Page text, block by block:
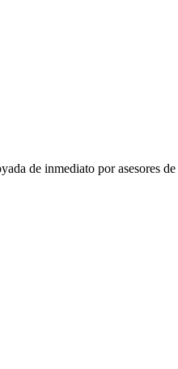
de inmediato por asesores de